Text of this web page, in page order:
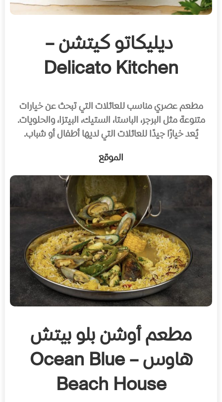
ديليكاتو كيتشن –
Delicato Kitchen
مطعم عصري مناسب للعائلات التي تبحث عن خيارات
متنوعة مثل البرجر، الباستا، الستيك، البيتزا، والحلويات.
يُعد خيارًا جيدًا للعائلات التي لديها أطفال أو شباب.
الموقع
مطعم أوشن بلو بيتش
هاوس – Ocean Blue
Beach House